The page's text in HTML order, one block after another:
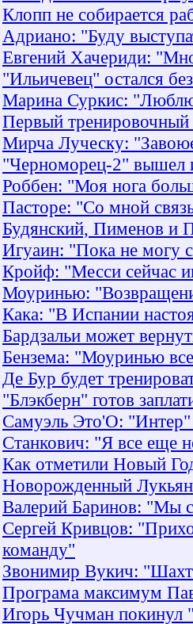
Клопп не собирается
Адриано: "Буду
Евгений Хачериди:
"Ильичевец" остался
Марина Суркис:
Первый
Мирча Луческу:
"Черноморец-2" вышел
Роббен: "Моя нога
Пасторе: "Со мной
Будянский, Пименов и
Игуаин: "Пока не могу
Кройф: "Месси сейчас
Моуринью:
Кака: "В Испании
Бардзальи может
Бензема: "Моуринью
Де Бур будет
"Блэкберн" готов
Самуэль Это'О:
Станкович: "Я все еще
Как отметили Новый
Новорожденный
Валерий Баринов: "Мы
Сергей Кривцов:
команду"
Звонимир Вукич:
Програма максимум
Игорь Чучман покинул